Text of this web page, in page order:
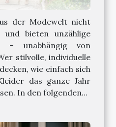
der Modewelt nicht
und bieten unzählige
– unabhängig von
stilvolle, individuelle
wie einfach sich
das ganze Jahr
In den folgenden...